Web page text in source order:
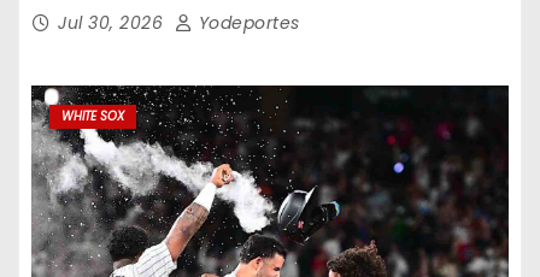
Jul 30, 2026 Yodeportes
WHITE SOX